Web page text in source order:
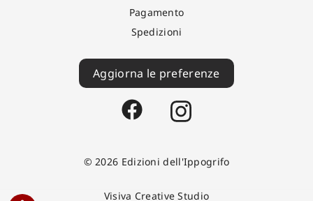
Pagamento
Spedizioni
Aggiorna le preferenze
© 2026 Edizioni dell'Ippogrifo
Visiva Creative Studio